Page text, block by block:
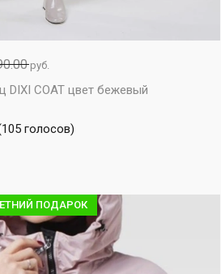
DIXI COAT цвет бежевый
голосов)
руб.
ПОДАРОК